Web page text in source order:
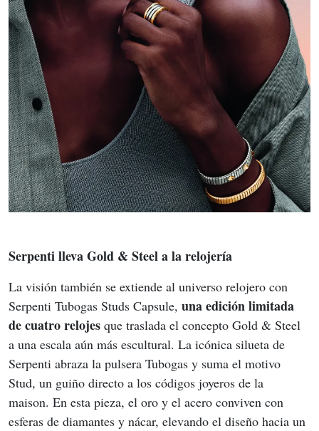
Serpenti lleva Gold & Steel a la relojería
La visión también se extiende al universo relojero con
Serpenti Tubogas Studs Capsule, una edición limitada
de cuatro relojes que traslada el concepto Gold & Steel
a una escala aún más escultural. La icónica silueta de
Serpenti abraza la pulsera Tubogas y suma el motivo
Stud, un guiño directo a los códigos joyeros de la
maison. En esta pieza, el oro y el acero conviven con
esferas de diamantes y nácar, elevando el diseño hacia un